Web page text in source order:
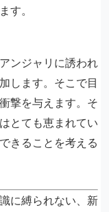
す。
ンジャリに誘われ
します。そこで目
撃を与えます。そ
とても恵まれてい
きることを考える
に縛られない、新